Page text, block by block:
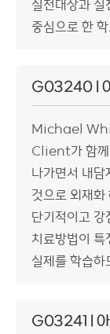
실천대상과
중심으로 한
G03240 |
Michael
Client가 함께
나가면서 내담
것으로 외재
단기적이고
치료방법이
실제를 학습하
G03241 |